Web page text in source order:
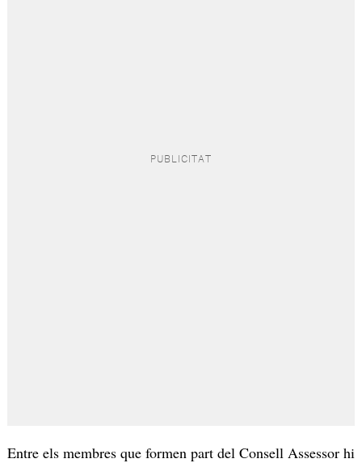
Entre els membres que formen part del Consell Assessor hi